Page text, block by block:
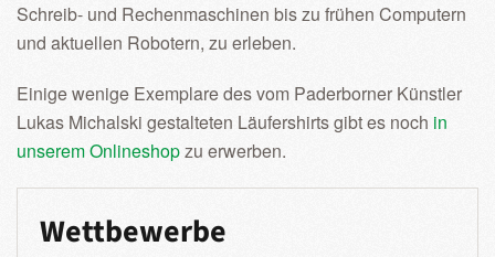
Schreib- und Rechenmaschinen bis zu frühen Computern
und aktuellen Robotern, zu erleben.
Einige wenige Exemplare des vom Paderborner Künstler
Lukas Michalski gestalteten Läufershirts gibt es noch in
unserem Onlineshopzu erwerben.
Wettbewerbe